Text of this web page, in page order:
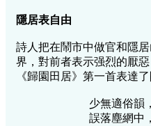
隱居表自由
詩人把在鬧市中做官和隱
界，對前者表示强烈的厭
《歸園田居》第一首表達
少無適俗韻
誤落塵網中